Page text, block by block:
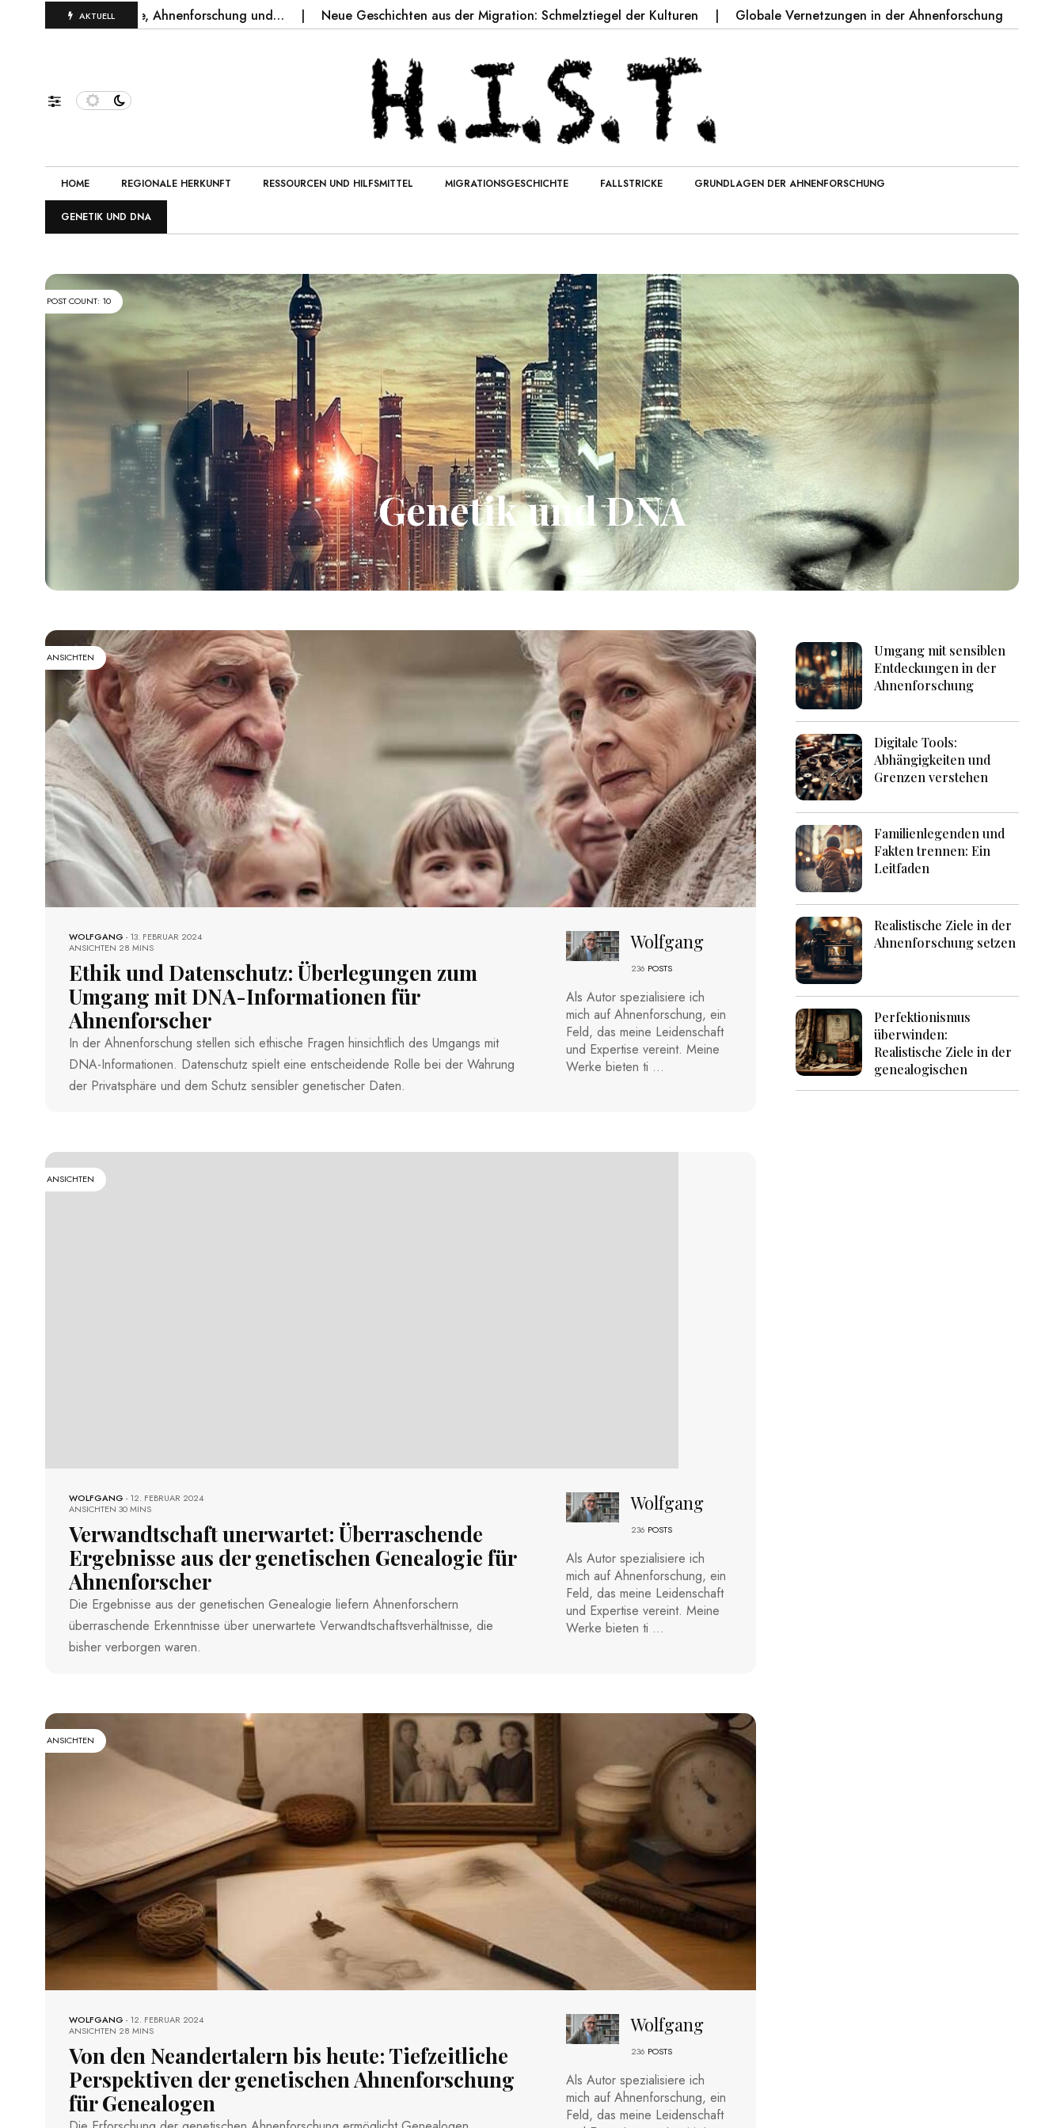
AKTUELL
Geschichte, Ahnenforschung und… Neue Geschichten aus der Migration: Schmelztiegel der Kulturen Globale Vernetzungen in der Ahnenforschung Geschichten
HOME REGIONALE HERKUNFT RESSOURCEN UND HILFSMITTEL MIGRATIONSGESCHICHTE FALLSTRICKE GRUNDLAGEN DER AHNENFORSCHUNG
GENETIK UND DNA
POST COUNT: 10
Genetik und DNA
ANSICHTEN
WOLFGANG -13. FEBRUAR 2024
ANSICHTEN 28 MINS
Ethik und Datenschutz: Überlegungen zum
Umgang mit DNA-Informationen für
Ahnenforscher
In der Ahnenforschung stellen sich ethische Fragen hinsichtlich des Umgangs mit
DNA-Informationen. Datenschutz spielt eine entscheidende Rolle bei der Wahrung
der Privatsphäre und dem Schutz sensibler genetischer Daten.
Wolfgang
236 POSTS
Als Autor spezialisiere ich
mich auf Ahnenforschung, ein
Feld, das meine Leidenschaft
und Expertise vereint. Meine
Werke bieten ti ...
ANSICHTEN
WOLFGANG -12. FEBRUAR 2024
ANSICHTEN 30 MINS
Verwandtschaft unerwartet: Überraschende
Ergebnisse aus der genetischen Genealogie für
Ahnenforscher
Die Ergebnisse aus der genetischen Genealogie liefern Ahnenforschern
überraschende Erkenntnisse über unerwartete Verwandtschaftsverhältnisse, die
bisher verborgen waren.
Wolfgang
236 POSTS
Als Autor spezialisiere ich
mich auf Ahnenforschung, ein
Feld, das meine Leidenschaft
und Expertise vereint. Meine
Werke bieten ti ...
ANSICHTEN
WOLFGANG -12. FEBRUAR 2024
ANSICHTEN 28 MINS
Von den Neandertalern bis heute: Tiefzeitliche
Perspektiven der genetischen Ahnenforschung
für Genealogen
Wolfgang
236 POSTS
Als Autor spezialisiere ich
mich auf Ahnenforschung, ein
Feld, das meine Leidenschaft
Umgang mit sensiblen
Entdeckungen in der
Ahnenforschung
Digitale Tools:
Abhängigkeiten und
Grenzen verstehen
Familienlegenden und
Fakten trennen: Ein
Leitfaden
Realistische Ziele in der
Ahnenforschung setzen
Perfektionismus
überwinden:
Realistische Ziele in der
genealogischen